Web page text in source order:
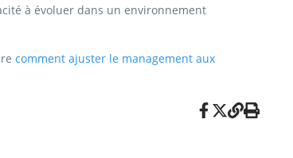
à évoluer dans un environnement
comment ajuster le management aux